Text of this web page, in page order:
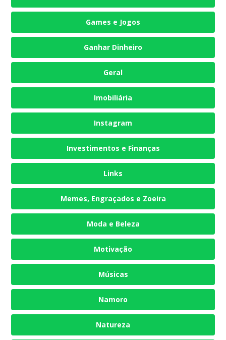
Games e Jogos
Ganhar Dinheiro
Geral
Imobiliária
Instagram
Investimentos e Finanças
Links
Memes, Engraçados e Zoeira
Moda e Beleza
Motivação
Músicas
Namoro
Natureza